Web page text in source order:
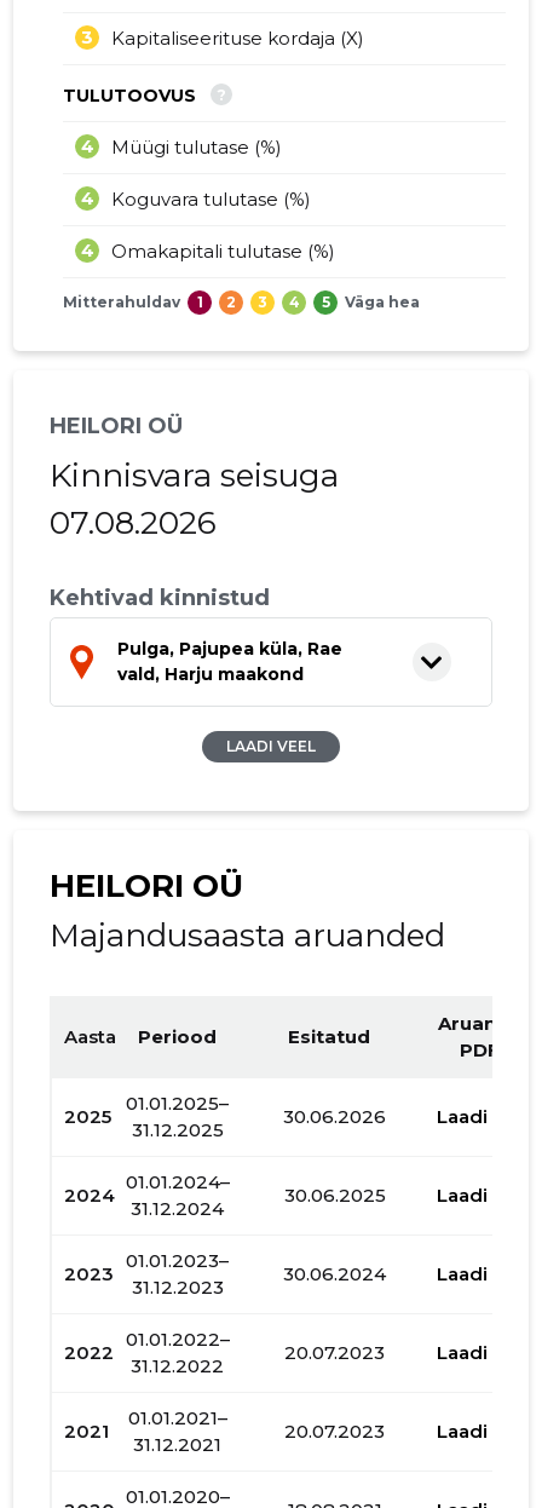
Kapitaliseerituse kordaja (X)
3
TULUTOOVUS ?
Müügi tulutase (%)
4
Koguvara tulutase (%)
4
Omakapitali tulutase (%)
4
Mitterahuldav 1 2 3 4 5 Väga hea
HEILORI OÜ
Kinnisvara seisuga
07.08.2026
Kehtivad kinnistud
Pulga, Pajupea küla, Rae
vald, Harju maakond
LAADI VEEL
HEILORI OÜ
Majandusaasta aruanded
Aasta Periood Esitatud
Aruande
PDF
2025
01.01.2025–
31.12.2025
30.06.2026 Laadi alla
2024
01.01.2024–
31.12.2024
30.06.2025 Laadi alla
2023
01.01.2023–
31.12.2023
30.06.2024 Laadi alla
2022
01.01.2022–
31.12.2022
20.07.2023 Laadi alla
2021
01.01.2021–
31.12.2021
20.07.2023 Laadi alla
01.01.2020–